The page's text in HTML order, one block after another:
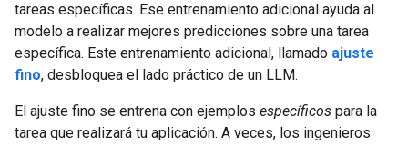
tareas específicas. Ese entrenamiento adicional ayuda al
modelo a realizar mejores predicciones sobre una tarea
específica. Este entrenamiento adicional, llamado ajuste
fino, desbloquea el lado práctico de un LLM.
El ajuste fino se entrena con ejemplos específicos para la
tarea que realizará tu aplicación. A veces, los ingenieros